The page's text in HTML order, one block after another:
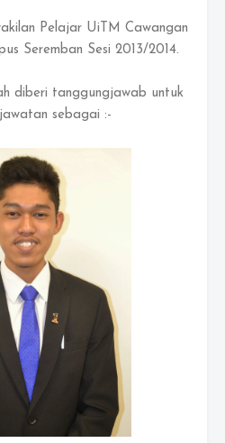
Pelajar UiTM Cawangan
Seremban Sesi 2013/2014.
diberi tanggungjawab untuk
sebagai :-